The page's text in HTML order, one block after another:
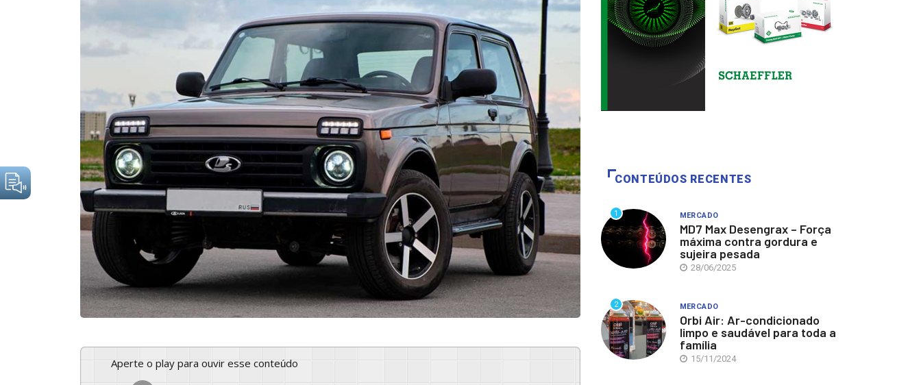
Aperte o play para ouvir esse conteúdo
CONTEÚDOS RECENTES
1 MERCADO
MD7 Max Desengrax – Força
máxima contra gordura e
sujeira pesada
28/06/2025
2 MERCADO
Orbi Air: Ar-condicionado
limpo e saudável para toda a
família
15/11/2024